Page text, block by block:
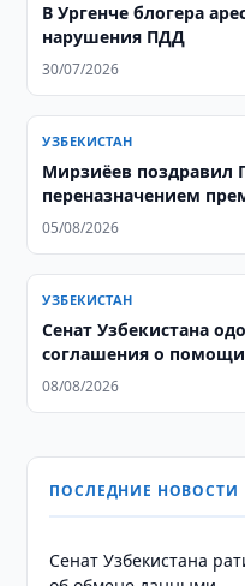
В Ургенче блогера
нарушения ПДД
30/07/2026
УЗБЕКИСТАН
Мирзиёев поздравил
переназначением
05/08/2026
УЗБЕКИСТАН
Сенат Узбекистана
соглашения о
08/08/2026
ПОСЛЕДНИЕ НОВОСТИ
Сенат Узбекистана